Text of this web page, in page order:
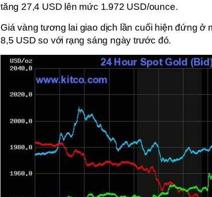
tăng 27,4 USD lên mức 1.972 USD/ounce.
Giá vàng tương lai giao dịch lần cuối hiện đứng ở
8,5 USD so với rạng sáng ngày trước đó.